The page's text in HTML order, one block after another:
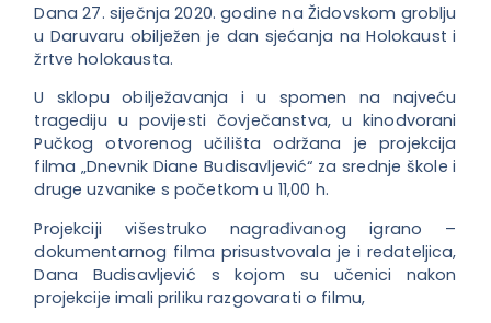
Dana 27. siječnja 2020. godine na Židovskom groblju
u Daruvaru obilježen je dan sjećanja na Holokaust i
žrtve holokausta.
U sklopu obilježavanja i u spomen na najveću
tragediju u povijesti čovječanstva, u kinodvorani
Pučkog otvorenog učilišta održana je projekcija
filma „Dnevnik Diane Budisavljević“ za srednje škole i
druge uzvanike s početkom u 11,00 h.
Projekciji višestruko nagrađivanog igrano –
dokumentarnog filma prisustvovala je i redateljica,
Dana Budisavljević s kojom su učenici nakon
projekcije imali priliku razgovarati o filmu,